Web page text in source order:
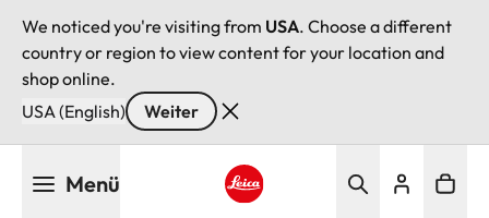
We noticed you're visiting from USA. Choose a different
country or region to view content for your location and
shop online.
USA (English)
Weiter
Menü